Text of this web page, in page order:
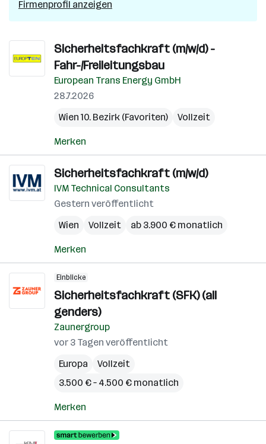
Firmenprofil anzeigen
Sicherheitsfachkraft (m/w/d) -
Fahr-/Freileitungsbau
European Trans Energy GmbH
28.7.2026
Wien 10. Bezirk (Favoriten)
Vollzeit
Merken
Sicherheitsfachkraft (m/w/d)
IVM Technical Consultants
Gestern veröffentlicht
Wien
Vollzeit ab 3.900 € monatlich
Merken
Einblicke
Sicherheitsfachkraft (SFK) (all
genders)
Zaunergroup
vor 3 Tagen veröffentlicht
Europa
Vollzeit
3.500 € – 4.500 € monatlich
Merken